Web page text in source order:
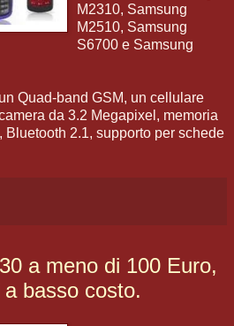
M2310, Samsung
M2510, Samsung
S6700 e Samsung
Quad-band GSM, un cellulare
da 3.2 Megapixel, memoria
Bluetooth 2.1, supporto per schede
a meno di 100 Euro,
basso costo.